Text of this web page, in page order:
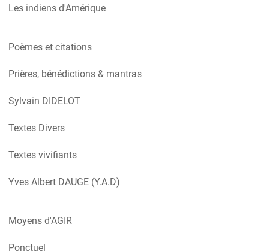
Les indiens d'Amérique
Poèmes et citations
Prières, bénédictions & mantras
Sylvain DIDELOT
Textes Divers
Textes vivifiants
Yves Albert DAUGE (Y.A.D)
Moyens d'AGIR
Ponctuel